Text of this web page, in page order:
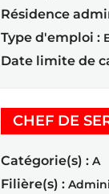
Résidence
Type d'emploi :
Date limite de
CHEF DE
Catégorie(s) : A
Filière(s) :